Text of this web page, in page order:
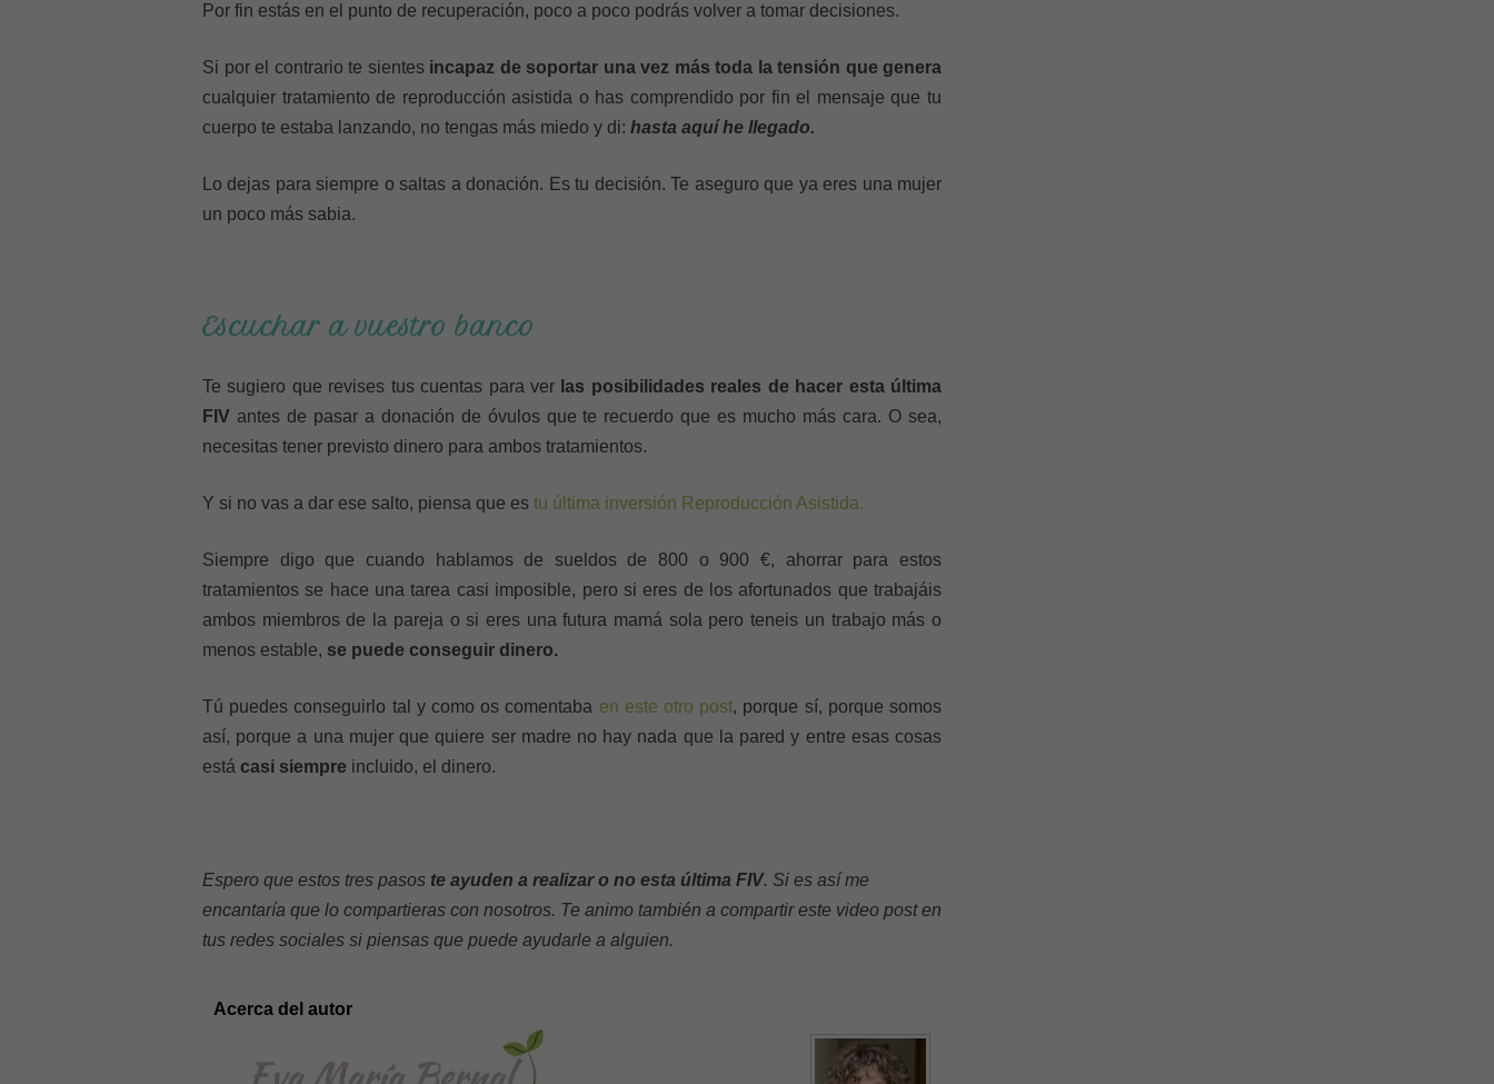
Por fin estás en el punto de recuperación, poco a poco podrás volver a tomar decisiones.
Si por el contrario te sientes incapaz de soportar una vez más toda la tensión que genera
cualquier tratamiento de reproducción asistida o has comprendido por fin el mensaje que tu
cuerpo te estaba lanzando, no tengas más miedo y di: hasta aquí he llegado.
Lo dejas para siempre o saltas a donación. Es tu decisión. Te aseguro que ya eres una mujer
un poco más sabia.
Escuchar a vuestro banco
Te sugiero que revises tus cuentas para ver las posibilidades reales de hacer esta última
FIV antes de pasar a donación de óvulos que te recuerdo que es mucho más cara. O sea,
necesitas tener previsto dinero para ambos tratamientos.
Y si no vas a dar ese salto, piensa que es tu última inversión Reproducción Asistida.
Siempre digo que cuando hablamos de sueldos de 800 o 900 €, ahorrar para estos
tratamientos se hace una tarea casi imposible, pero si eres de los afortunados que trabajáis
ambos miembros de la pareja o si eres una futura mamá sola pero teneis un trabajo más o
menos estable, se puede conseguir dinero.
Tú puedes conseguirlo tal y como os comentaba en este otro post, porque sí, porque somos
así, porque a una mujer que quiere ser madre no hay nada que la pared y entre esas cosas
está casi siempre incluido, el dinero.
Espero que estos tres pasos te ayuden a realizar o no esta última FIV. Si es así me
encantaría que lo compartieras con nosotros. Te animo también a compartir este video post en
tus redes sociales si piensas que puede ayudarle a alguien.
Acerca del autor